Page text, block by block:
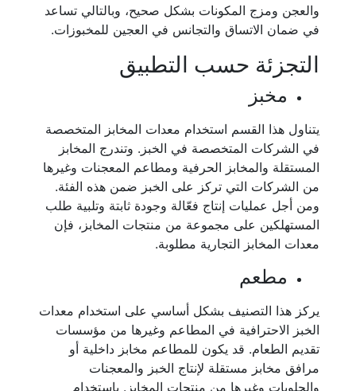
والعجن ومزج المكونات بشكل صحيح، وبالتالي تساعد
في ضمان الاتساق والتجانس في العجين للمخبوزات.
التجزئة حسب التطبيق
مخبز
يتناول هذا القسم استخدام معدات المخابز المتخصصة
في الشركات المتخصصة في الخبز. وتندرج المخابز
المستقلة والمخابز الحرفية ومطاعم المعجنات وغيرها
من الشركات التي تركز على الخبز ضمن هذه الفئة.
ومن أجل عمليات إنتاج فعّالة وجودة ثابتة وتلبية طلب
المستهلكين على مجموعة من منتجات المخابز، فإن
معدات المخابز التجارية مطلوبة.
مطعم
يركز هذا التصنيف بشكل أساسي على استخدام معدات
الخبز الاحترافية في المطاعم وغيرها من مؤسسات
تقديم الطعام. قد يكون للمطاعم مخابز داخلية أو
مرافق مخابز مستقلة لإنتاج الخبز والمعجنات
والحلويات وغيرها من منتجات المخابز. باستخدام